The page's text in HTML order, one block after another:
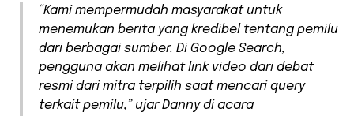
“Kami mempermudah masyarakat untuk
menemukan berita yang kredibel tentang pemilu
dari berbagai sumber. Di Google Search,
pengguna akan melihat link video dari debat
resmi dari mitra terpilih saat mencari query
terkait pemilu,” ujar Danny di acara